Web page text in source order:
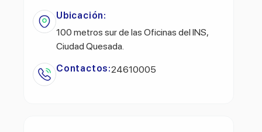
Ubicación:
100 metros sur de las Oficinas del INS,
Ciudad Quesada.
Contactos:24610005